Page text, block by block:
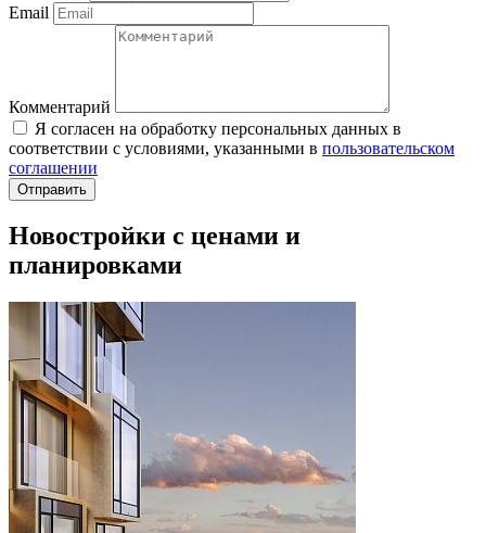
Email
Комментарий
Я согласен на обработку персональных данных в
соответствии с условиями, указанными в пользовательском
соглашении
Новостройки с ценами и
планировками